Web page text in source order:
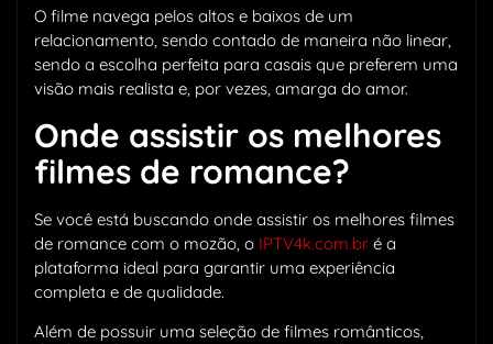
O filme navega pelos altos e baixos de um
relacionamento, sendo contado de maneira não linear,
sendo a escolha perfeita para casais que preferem uma
visão mais realista e, por vezes, amarga do amor.
Onde assistir os melhores
filmes de romance?
Se você está buscando onde assistir os melhores filmes
de romance com o mozão, o IPTV4k.com.br é a
plataforma ideal para garantir uma experiência
completa e de qualidade.
Além de possuir uma seleção de filmes românticos,